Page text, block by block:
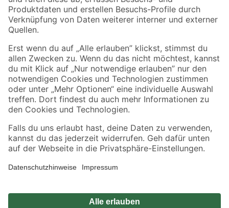
Sicher einkaufen
Jetzt die toom-App herunterladen
Alle Preisangaben in EUR inkl. gesetzl. MwSt.. Die dargestellten Angebote sind unter
Umständen nicht in allen Märkten verfügbar. Die angegebenen Verfügbarkeiten beziehen
Produkte nur solange der Vorrat reicht.
*Paketversand ab 59 € versandkostenfrei, gilt nicht für Artikel mit Speditionsversand, hier
Privatsphäre Impressum